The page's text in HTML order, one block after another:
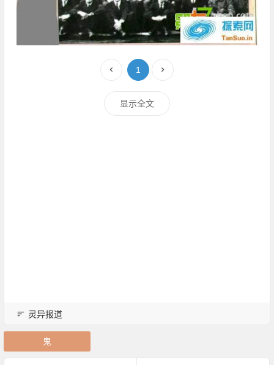
1
显示全文
灵异报道
鬼